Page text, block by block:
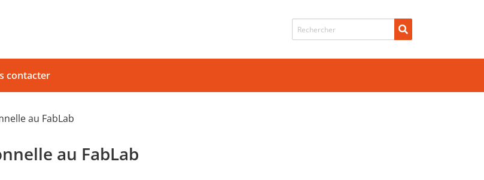
Recherche de
contacter
au FabLab
au FabLab